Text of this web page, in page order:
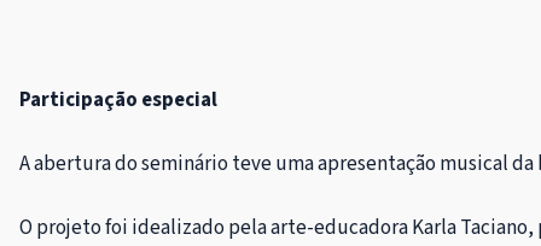
Participação especial
A abertura do seminário teve uma apresentação musical
O projeto foi idealizado pela arte-educadora Karla